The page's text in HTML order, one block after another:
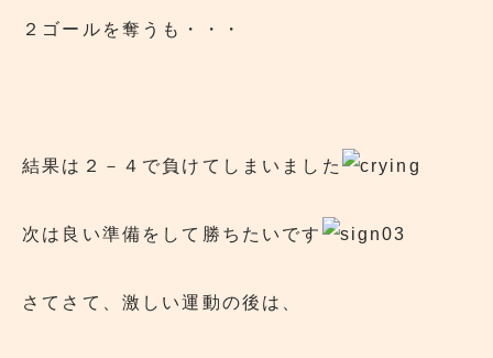
２ゴールを奪うも・・・
結果は２－４で負けてしまいました
次は良い準備をして勝ちたいです
さてさて、激しい運動の後は、